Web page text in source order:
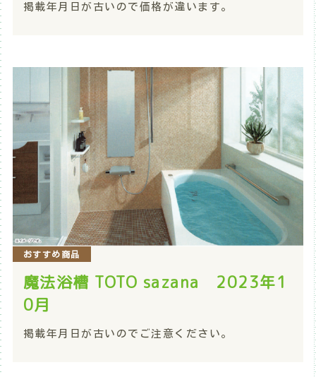
掲載年月日が古いので価格が違います。
魔法浴槽 TOTO sazana 2023年1
0月
掲載年月日が古いのでご注意ください。
おすすめ商品